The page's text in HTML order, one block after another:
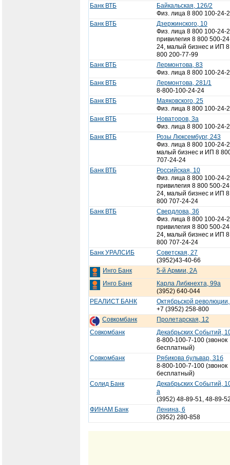
Банк ВТБ
Байкальская, 126/2
Физ. лица 8 800 100-24-
Банк ВТБ
Дзержинского, 10
Физ. лица 8 800 100-24-
привилегия 8 800 500-
24, малый бизнес и ИП 8
800 200-77-99
Банк ВТБ
Лермонтова, 83
Физ. лица 8 800 100-24-
Банк ВТБ
Лермонтова, 281/1
8-800-100-24-24
Банк ВТБ
Маяковского, 25
Физ. лица 8 800 100-24-
Банк ВТБ
Новаторов, 3а
Физ. лица 8 800 100-24-
Банк ВТБ
Розы Люксембург, 243
Физ. лица 8 800 100-24-
малый бизнес и ИП 8
707-24-24
Банк ВТБ
Российская, 10
Физ. лица 8 800 100-24-
привилегия 8 800 500-
24, малый бизнес и ИП 8
800 707-24-24
Банк ВТБ
Свердлова, 36
Физ. лица 8 800 100-24-
привилегия 8 800 500-
24, малый бизнес и ИП 8
800 707-24-24
Банк УРАЛСИБ
Советская, 27
(3952)43-40-66
Инго Банк
5-й Армии, 2А
Инго Банк
Карла Либкнехта, 99а
(3952) 640-044
РЕАЛИСТ БАНК
Октябрьской
+7 (3952) 258-800
Совкомбанк
Пролетарская, 12
Совкомбанк
Декабрьских Событий,
8-800-100-7-100 (звонок
бесплатный)
Совкомбанк
Рябикова бульвар, 31б
8-800-100-7-100 (звонок
бесплатный)
Солид Банк
Декабрьских Событий,
а
(3952) 48-89-51, 48-89-
ФИНАМ Банк
Ленина, 6
(3952) 280-858